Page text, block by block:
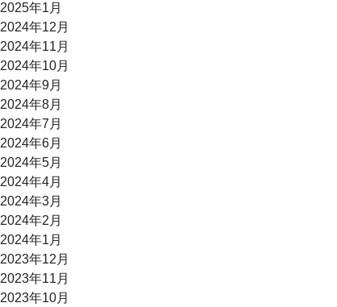
2025年1月
2024年12月
2024年11月
2024年10月
2024年9月
2024年8月
2024年7月
2024年6月
2024年5月
2024年4月
2024年3月
2024年2月
2024年1月
2023年12月
2023年11月
2023年10月